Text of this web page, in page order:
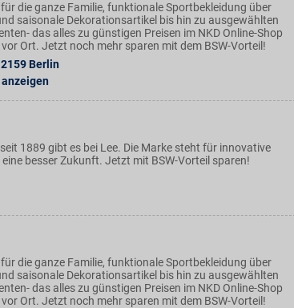
die ganze Familie, funktionale Sportbekleidung über
saisonale Dekorationsartikel bis hin zu ausgewählten
das alles zu günstigen Preisen im NKD Online-Shop
Ort. Jetzt noch mehr sparen mit dem BSW-Vorteil!
Berlin
1889 gibt es bei Lee. Die Marke steht für innovative
besser Zukunft. Jetzt mit BSW-Vorteil sparen!
die ganze Familie, funktionale Sportbekleidung über
saisonale Dekorationsartikel bis hin zu ausgewählten
das alles zu günstigen Preisen im NKD Online-Shop
Ort. Jetzt noch mehr sparen mit dem BSW-Vorteil!